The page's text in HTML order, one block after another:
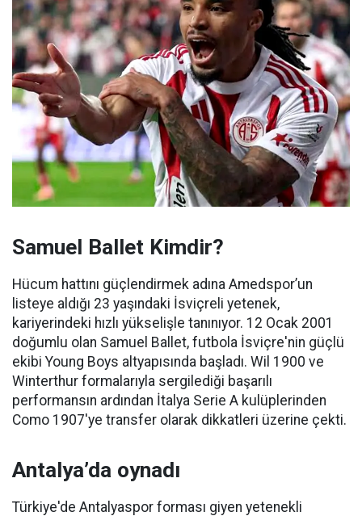
Samuel Ballet Kimdir?
Hücum hattını güçlendirmek adına Amedspor’un
listeye aldığı 23 yaşındaki İsviçreli yetenek,
kariyerindeki hızlı yükselişle tanınıyor. 12 Ocak 2001
doğumlu olan Samuel Ballet, futbola İsviçre'nin güçlü
ekibi Young Boys altyapısında başladı. Wil 1900 ve
Winterthur formalarıyla sergilediği başarılı
performansın ardından İtalya Serie A kulüplerinden
Como 1907'ye transfer olarak dikkatleri üzerine çekti.
Antalya’da oynadı
Türkiye'de Antalyaspor forması giyen yetenekli